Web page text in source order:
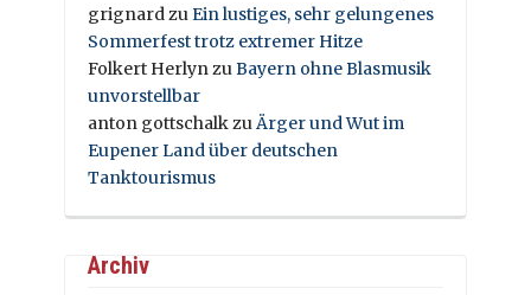
grignardzuEin lustiges, sehr gelungenes
Sommerfest trotz extremer Hitze
Folkert HerlynzuBayern ohne Blasmusik
unvorstellbar
anton gottschalkzuÄrger und Wut im
Eupener Land über deutschen
Tanktourismus
Archiv